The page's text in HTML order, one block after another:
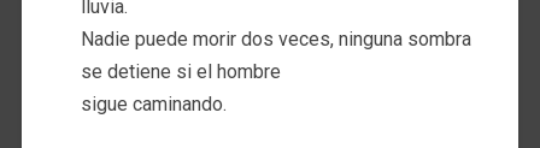
lluvia.
Nadie puede morir dos veces, ninguna sombra
se detiene si el hombre
sigue caminando.